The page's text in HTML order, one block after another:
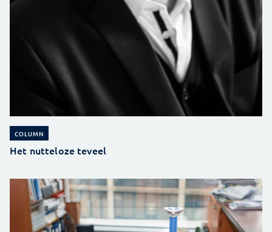
COLUMN
Het nutteloze teveel